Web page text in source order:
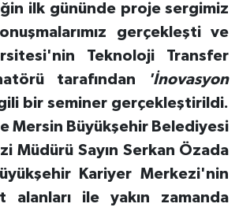
ilk gününde proje sergimiz
gerçekleşti ve
Teknoloji Transfer
tarafından
'İnovasyon
bir seminer gerçekleştirildi.
Mersin Büyükşehir Belediyesi
Müdürü Sayın Serkan Özada
Kariyer Merkezi'nin
alanları ile yakın zamanda